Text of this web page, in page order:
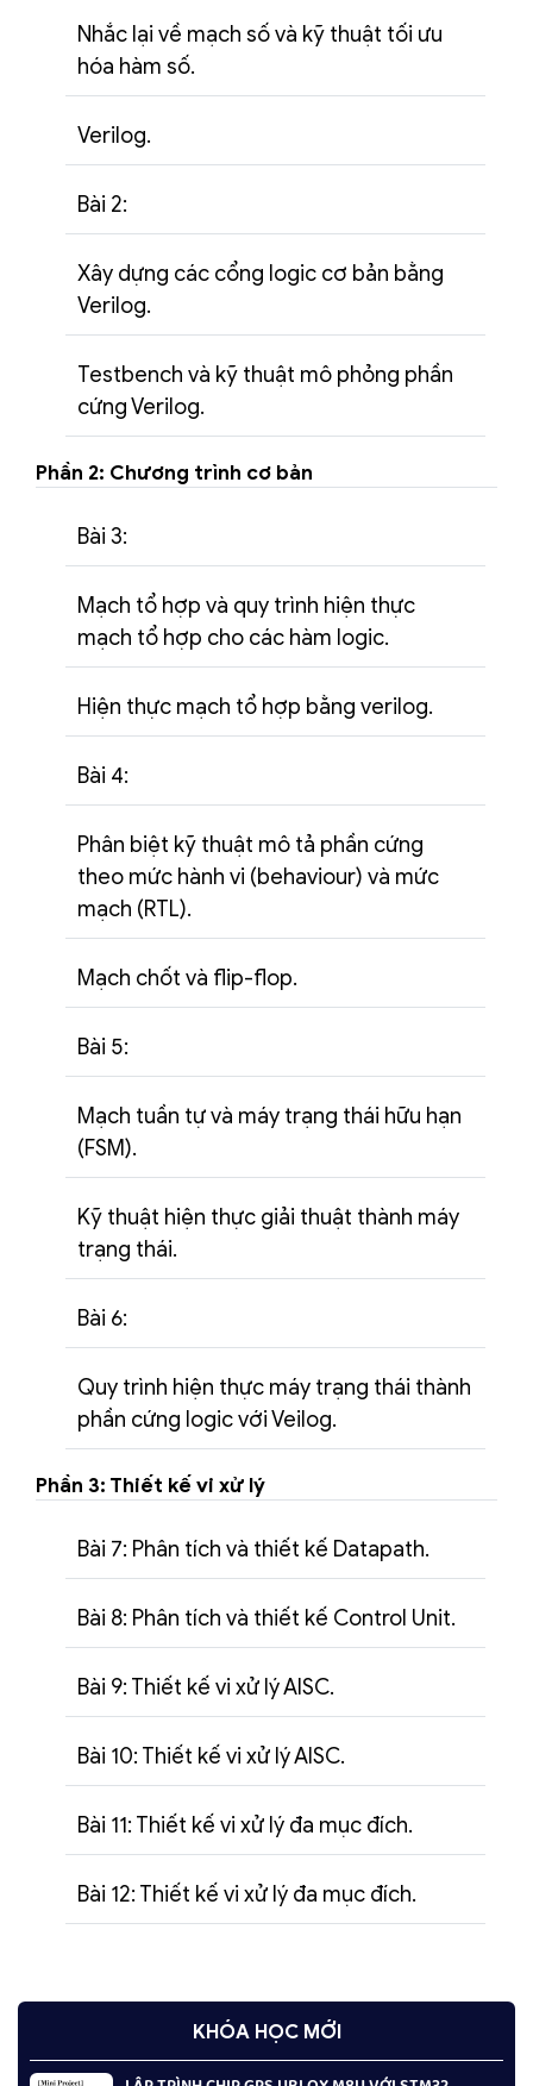
Nhắc lại về mạch số và kỹ thuật tối ưu
hóa hàm số.
Verilog.
Bài 2:
Xây dựng các cổng logic cơ bản bằng
Verilog.
Testbench và kỹ thuật mô phỏng phần
cứng Verilog.
Phần 2: Chương trình cơ bản
Bài 3:
Mạch tổ hợp và quy trình hiện thực
mạch tổ hợp cho các hàm logic.
Hiện thực mạch tổ hợp bằng verilog.
Bài 4:
Phân biệt kỹ thuật mô tả phần cứng
theo mức hành vi (behaviour) và mức
mạch (RTL).
Mạch chốt và flip-flop.
Bài 5:
Mạch tuần tự và máy trạng thái hữu hạn
(FSM).
Kỹ thuật hiện thực giải thuật thành máy
trạng thái.
Bài 6:
Quy trình hiện thực máy trạng thái thành
phần cứng logic với Veilog.
Phần 3: Thiết kế vi xử lý
Bài 7: Phân tích và thiết kế Datapath.
Bài 8: Phân tích và thiết kế Control Unit.
Bài 9: Thiết kế vi xử lý AISC.
Bài 10: Thiết kế vi xử lý AISC.
Bài 11: Thiết kế vi xử lý đa mục đích.
Bài 12: Thiết kế vi xử lý đa mục đích.
KHÓA HỌC MỚI